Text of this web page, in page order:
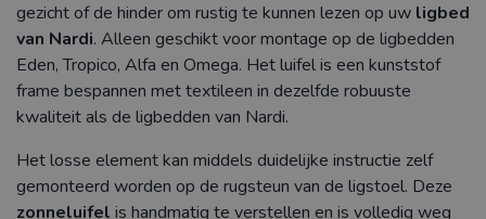
gezicht of de hinder om rustig te kunnen lezen op uw ligbed
van Nardi. Alleen geschikt voor montage op de ligbedden
Eden, Tropico, Alfa en Omega. Het luifel is een kunststof
frame bespannen met textileen in dezelfde robuuste
kwaliteit als de ligbedden van Nardi.
Het losse element kan middels duidelijke instructie zelf
gemonteerd worden op de rugsteun van de ligstoel. Deze
zonneluifel is handmatig te verstellen en is volledig weg